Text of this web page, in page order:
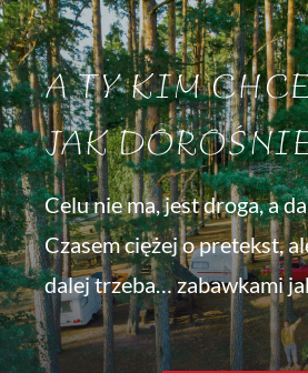
A TY KIM
JAK
Celu nie ma, jest droga, a
Czasem ciężej o pretekst,
dalej trzeba… zabawkami